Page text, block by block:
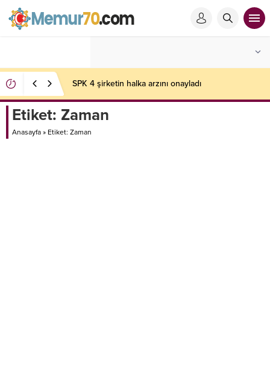
SPK 4 şirketin halka arzını onayladı
Etiket: Zaman
Anasayfa » Etiket: Zaman